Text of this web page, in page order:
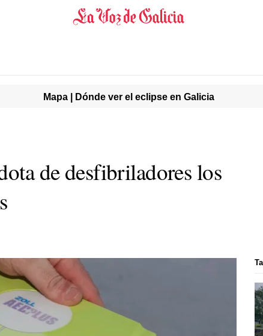
Mapa | Dónde ver el eclipse en Galicia
de desfibriladores los